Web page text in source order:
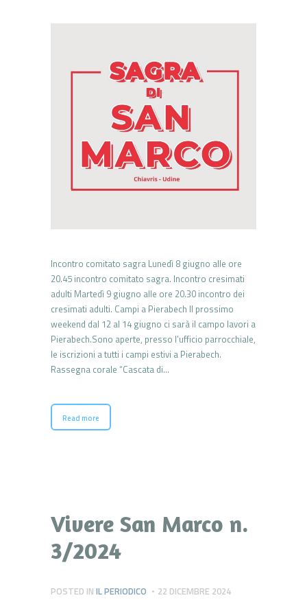
Incontro comitato sagra Lunedì 8 giugno alle ore
20.45 incontro comitato sagra. Incontro cresimati
adulti Martedì 9 giugno alle ore 20.30 incontro dei
cresimati adulti. Campi a Pierabech Il prossimo
weekend dal 12 al 14 giugno ci sarà il campo lavori a
Pierabech.Sono aperte, presso l’ufficio parrocchiale,
le iscrizioni a tutti i campi estivi a Pierabech.
Rassegna corale “Cascata di…
Read more
Vivere San Marco n.
3/2024
POSTED IN IL PERIODICO 22 DICEMBRE 2024